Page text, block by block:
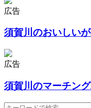
広告
須賀川のおいしい
広告
須賀川のマーチン